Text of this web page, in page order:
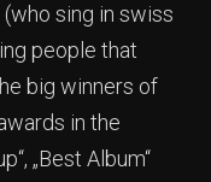
sing in swiss
people that
big winners of
in the
„Best Album“